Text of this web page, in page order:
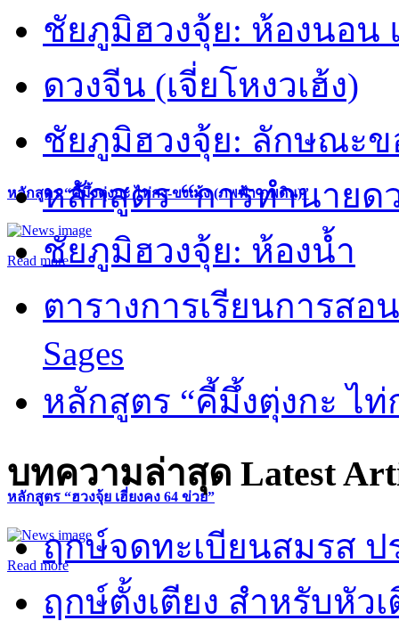
หลักสูตร “คี้มึ้งตุ่งกะ ไท่กง-ขงเม้ง (ภพฟ้า ภพดิน)”
Read more
หลักสูตร “ฮวงจุ้ย เฮี่ยงคง 64 ข่วย”
Read more
ชัยภูมิฮวงจุ้ย: ห้องนอน
ดวงจีน (เจี่ยโหงวเฮ้ง)
ชัยภูมิฮวงจุ้ย: ลักษณะ
หลักสูตร “การทำนายด
ชัยภูมิฮวงจุ้ย: ห้องน้ำ
ตารางการเรียนการส
Sages
หลักสูตร “คี้มึ้งตุ่งกะ ไ
บทความล่าสุด Latest
ฤกษ์จดทะเบียนสมรส ป
ฤกษ์ตั้งเตียง สำหรับหัว